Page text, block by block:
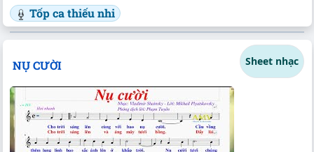
Tốp ca thiếu nhi
NỤ CƯỜI Sheet nhạc